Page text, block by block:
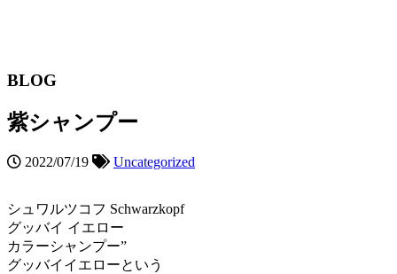
BLOG
紫シャンプー
2022/07/19 Uncategorized
シュワルツコフ Schwarzkopf
グッバイ イエロー
カラーシャンプー”
グッバイイエローという